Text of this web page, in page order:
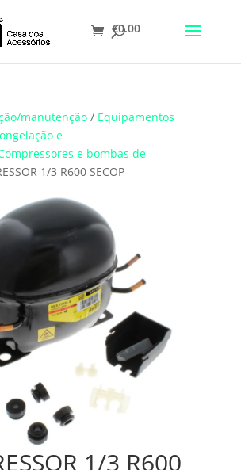
€0.00
manutenção/ Equipamentos
e
e bombas de
1/3 R600 SECOP
1/3 R600